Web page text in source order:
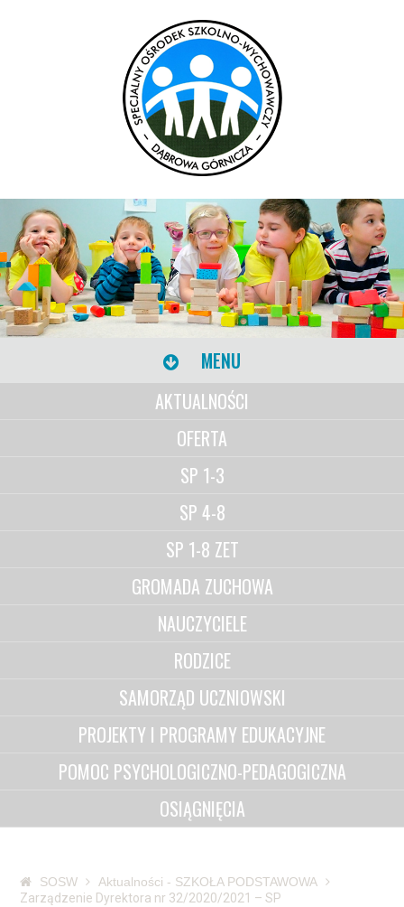
MENU
AKTUALNOŚCI
OFERTA
SP 1-3
SP 4-8
SP 1-8 ZET
GROMADA ZUCHOWA
NAUCZYCIELE
RODZICE
SAMORZĄD UCZNIOWSKI
PROJEKTY I PROGRAMY EDUKACYJNE
POMOC PSYCHOLOGICZNO-PEDAGOGICZNA
OSIĄGNIĘCIA
SOSW
Aktualności - SZKOŁA PODSTAWOWA
Zarządzenie Dyrektora nr 32/2020/2021 – SP